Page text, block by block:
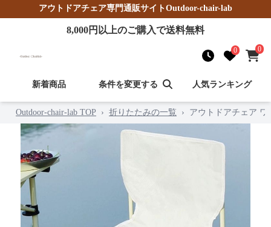
アウトドアチェア専門通販サイトOutdoor-chair-lab
8,000円以上のご購入で送料無料
0 0
新着商品 条件を変更する 人気ランキング
Outdoor-chair-lab TOP › 折りたたみの一覧 › アウトドアチェア